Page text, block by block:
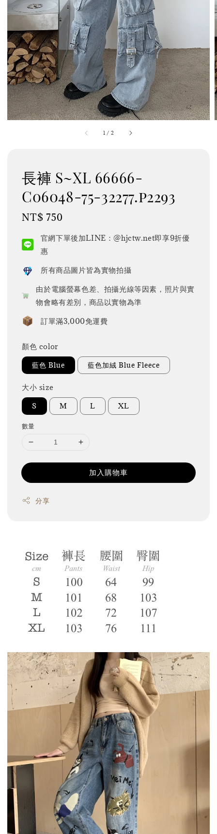
1 / 2
長褲 S~XL 66666-
C06048-75-32277.p2293
Regular
NT$ 750
官網下單後加LINE：@hjctw.net即享9折優
惠
所有商品圖片皆為實物拍攝
由於電腦螢幕色差、拍攝光線等因素，照片與實
物會略有差別，商品以實物為準
訂單滿3,000免運費
顏色 color
藍色 Blue 藍色加絨 Blue Fleece
大小 size
S M L XL
數量
加入購物車
分享